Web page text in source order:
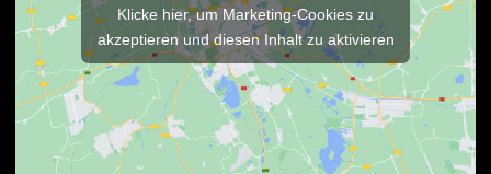
Klicke hier, um Marketing-Cookies zu
akzeptieren und diesen Inhalt zu aktivieren